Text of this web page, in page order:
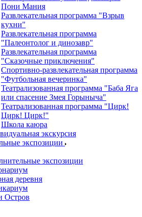
Пони Мания
Развлекательная программа "Взрыв
кухни"
Развлекательная программа
"Палеонтолог и динозавр"
Развлекательная программа
"Сказочные приключения"
Спортивно-развлекательная программа
"Футбольная вечеринка"
Театрализованная программа "Баба Яга
или спасение Змея Горыныча"
Театрализованная программа "Цирк!
Цирк! Цирк!"
Школа каюра
экскурсия
экспозиции
экспозиции
деревня
Остров